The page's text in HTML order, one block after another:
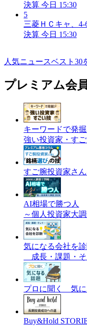
決算 今日 15:30
5
三菱ＨＣキャ、
決算 今日 15:30
人気ニュースベスト30
プレミアム会
キーワードで発掘
強い投資家・す
すご腕投資家さ
AI相場で勝つ人
～個人投資家大調
気になる会社を
成長・課題・
プロに聞く 気に
Buy&Hold